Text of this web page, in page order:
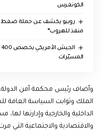
الكونغرس
روبيو يكشف عن حملة ضغط
منفذ للهروب”
المسيّرات
وأضاف رئيس محكمة أمن الدولة،
الملك وثوابت السياسة العامة
الداخلية والخارجية وإدارتها
والاقتصادية والاجتماعية التي